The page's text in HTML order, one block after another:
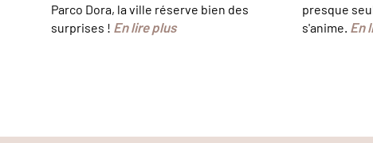
Parco Dora, la ville réserve bien des
surprises ! En lire plus
presque
s'anime. En